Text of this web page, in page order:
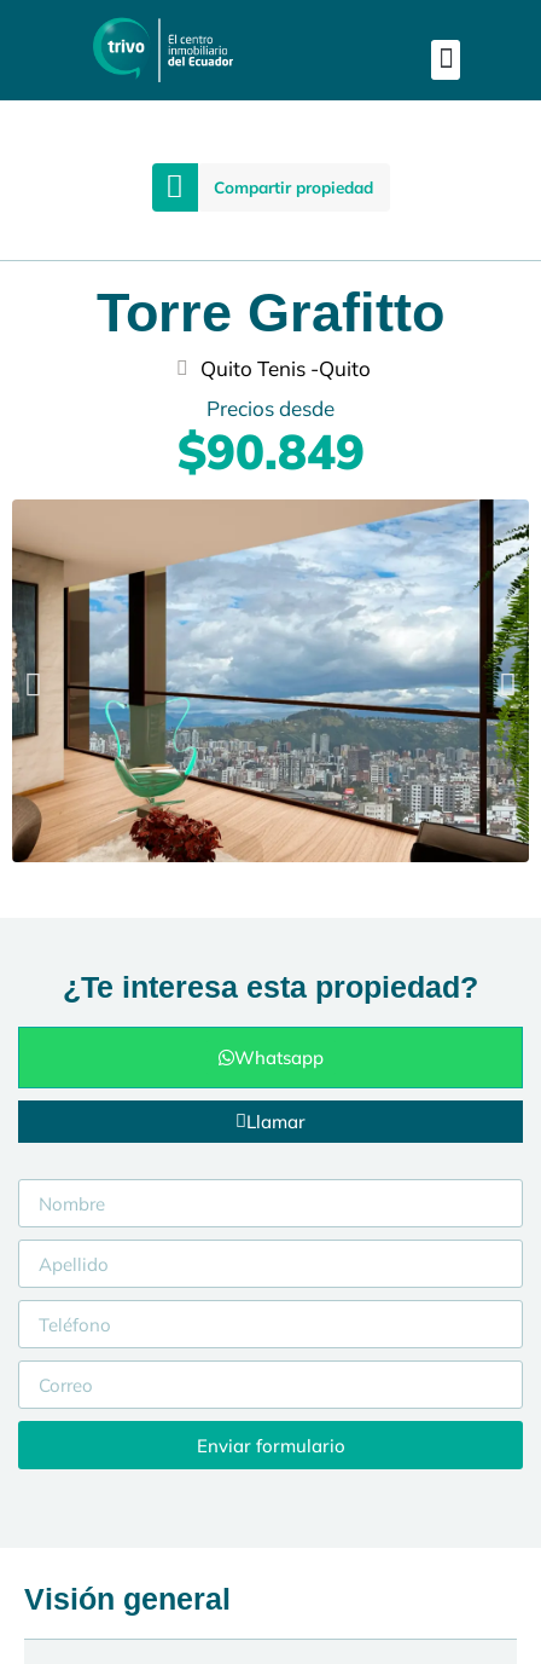
Compartir propiedad
Torre Grafitto
Quito Tenis -Quito
Precios desde
$90.849
Visión general
¿Te interesa esta propiedad?
Whatsapp
Llamar
Enviar formulario